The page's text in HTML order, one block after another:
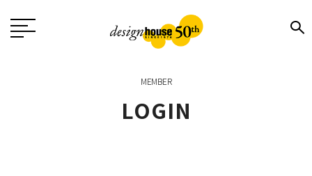
MEMBER
LOGIN